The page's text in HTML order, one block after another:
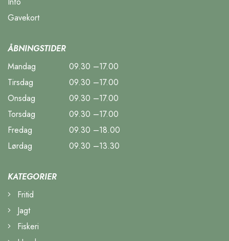
Gavekort
ÅBNINGSTIDER
Mandag
09.30 –17.00
Tirsdag
09.30 –17.00
Onsdag
09.30 –17.00
Torsdag
09.30 –17.00
Fredag
09.30 –18.00
Lørdag
09.30 –13.30
KATEGORIER
Fritid
Jagt
Fiskeri